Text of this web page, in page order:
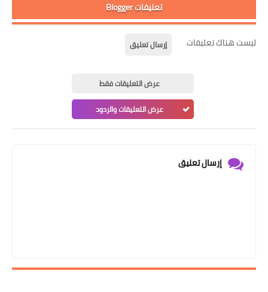
تعليقات Blogger
ليست هناك تعليقات إرسال تعليق
عرض التعليقات فقط
عرض التعليقات والردود
إرسال تعليق